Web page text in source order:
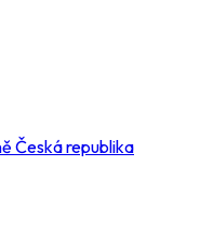
Česká republika